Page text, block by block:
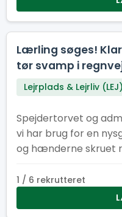
Lærling søges!
tør svamp i
Lejrplads & Lejrliv (LEJ)
Spejdertorvet og
vi har brug for en
og hænderne skruet rigtigt på! Du
lære, grine og vokse –
spørgsmålet: “Hvad
her?”
1 / 6 rekrutteret